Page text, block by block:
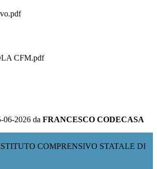
CFM.pdf
06-2026 da FRANCESCO CODECASA
COMPRENSIVO STATALE DI